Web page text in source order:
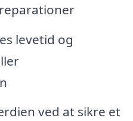
levetid og
ved at sikre et